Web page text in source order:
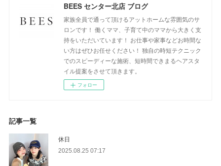
BEES センター北店 ブログ
家族全員で通って頂けるアットホームな雰囲気のサ
ロンです！ 働くママ、子育て中のママから大きく支
持をいただいています！ お仕事や家事などお時間な
い方はぜひお任せください！ 独自の時短テクニック
でのスピーディーな施術、短時間できまるヘアスタ
イル提案をさせて頂きます。
フォロー
記事一覧
休日
2025.08.25 07:17